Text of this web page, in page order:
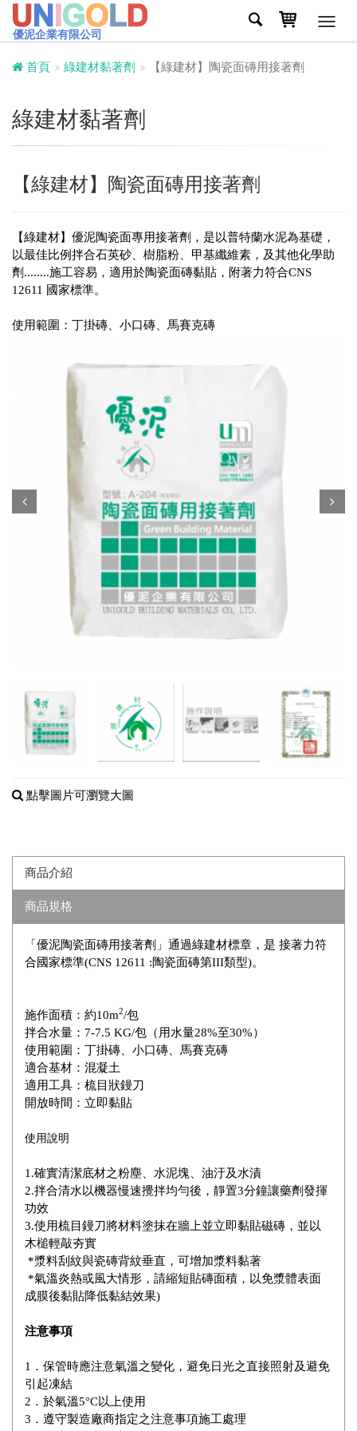
優泥企業有限公司
首頁 綠建材黏著劑 【綠建材】陶瓷面磚用接著劑
綠建材黏著劑
【綠建材】陶瓷面磚用接著劑
【綠建材】優泥陶瓷面專用接著劑，是以普特蘭水泥為基礎，
以最佳比例拌合石英砂、樹脂粉、甲基纖維素，及其他化學助
劑........施工容易，適用於陶瓷面磚黏貼，附著力符合CNS
12611 國家標準。
使用範圍：丁掛磚、小口磚、馬賽克磚
Prev Next
點擊圖片可瀏覽大圖
商品介紹
商品規格
「優泥陶瓷面磚用接著劑」通過綠建材標章，是 接著力符
合國家標準(CNS 12611 :陶瓷面磚第III類型)。
施作面積：約10m2/包
拌合水量：7-7.5 KG/包（用水量28%至30%）
使用範圍：丁掛磚、小口磚、馬賽克磚
適合基材：混凝土
適用工具：梳目狀鏝刀
開放時間：立即黏貼
使用說明
1.確實清潔底材之粉塵、水泥塊、油汙及水漬
2.拌合清水以機器慢速攪拌均勻後，靜置3分鐘讓藥劑發揮
功效
3.使用梳目鏝刀將材料塗抹在牆上並立即黏貼磁磚，並以
木槌輕敲夯實
*漿料刮紋與瓷磚背紋垂直，可增加漿料黏著
*氣溫炎熱或風大情形，請縮短貼磚面積，以免漿體表面
成膜後黏貼降低黏結效果)
注意事項
1．保管時應注意氣溫之變化，避免日光之直接照射及避免
引起凍結
2．於氣溫5°C以上使用
3．遵守製造廠商指定之注意事項施工處理